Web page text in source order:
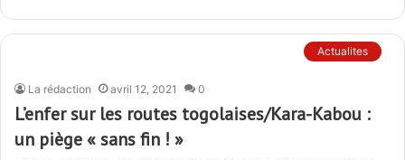
Actualites
La rédaction avril 12, 2021 0
L’enfer sur les routes togolaises/Kara-Kabou :
un piège « sans fin ! »